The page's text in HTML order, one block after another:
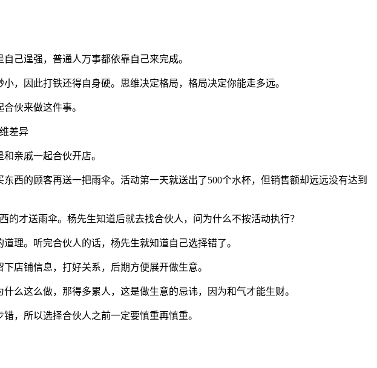
己逞强，普通人万事都依靠自己来完成。
，因此打铁还得自身硬。思维决定格局，格局决定你能走多远。
伙来做这件事。
亲戚一起合伙开店。
西的顾客再送一把雨伞。活动第一天就送出了500个水杯，但销售额却远远没有达到
才送雨伞。杨先生知道后就去找合伙人，问为什么不按活动执行？
理。听完合伙人的话，杨先生就知道自己选择错了。
店铺信息，打好关系，后期方便展开做生意。
么这么做，那得多累人，这是做生意的忌讳，因为和气才能生财。
，所以选择合伙人之前一定要慎重再慎重。